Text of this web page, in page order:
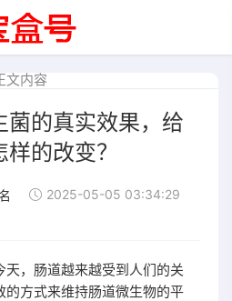
文内容
菌的真实效果，给
的改变？
2025-05-05 03:34:29
，肠道越来越受到人们的关
的方式来维持肠道微生物的平